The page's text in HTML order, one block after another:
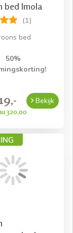
bed Imola
(1)
bed
50%
320,00
Bekijk